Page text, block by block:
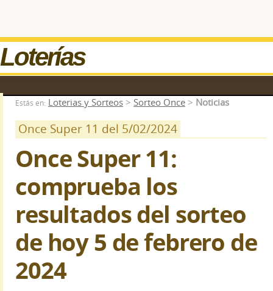
Loterías
Estás en: Loterias y Sorteos > Sorteo Once > Noticias
Once Super 11 del 5/02/2024
Once Super 11:
comprueba los
resultados del sorteo
de hoy 5 de febrero de
2024